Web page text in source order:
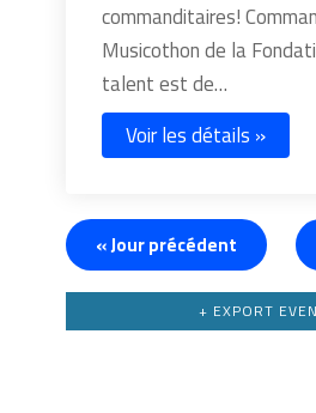
commanditaires!
Musicothon de la
talent est de…
Voir les détails »
«Jour précédent
+ EXPORT